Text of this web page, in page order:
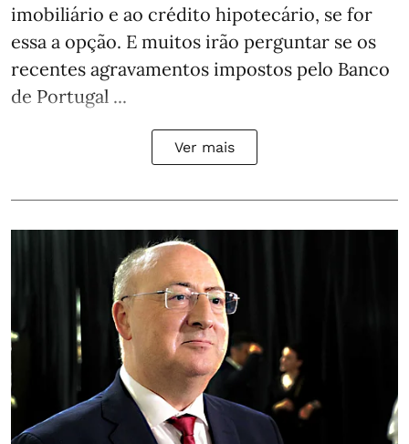
imobiliário e ao crédito hipotecário, se for
essa a opção. E muitos irão perguntar se os
recentes agravamentos impostos pelo Banco
de Portugal ...
Ver mais